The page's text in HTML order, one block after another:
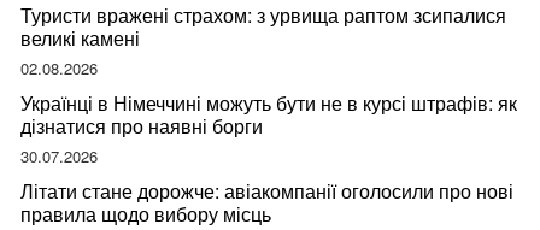
Туристи вражені страхом: з урвища раптом зсипалися
великі камені
02.08.2026
Українці в Німеччині можуть бути не в курсі штрафів: як
дізнатися про наявні борги
30.07.2026
Літати стане дорожче: авіакомпанії оголосили про нові
правила щодо вибору місць